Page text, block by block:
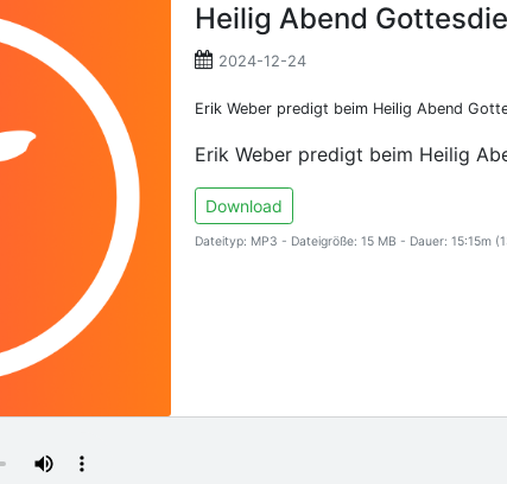
Heilig Abend
2024-12-24
Erik Weber predigt beim Heilig Abend
Erik Weber predigt beim Heilig
Download
Dateityp: MP3 - Dateigröße: 15 MB - Dauer: 15:15m